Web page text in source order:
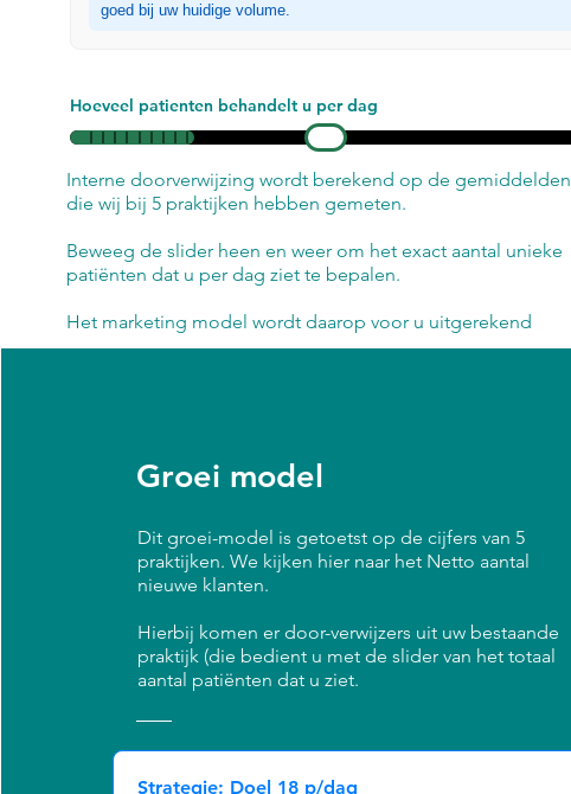
goed bij uw huidige volume.
Hoeveel patienten behandelt u per dag
Interne doorverwijzing wordt berekend op de gemiddelden
die wij bij 5 praktijken hebben gemeten.
Beweeg de slider heen en weer om het exact aantal unieke
patiënten dat u per dag ziet te bepalen.
Het marketing model wordt daarop voor u uitgerekend
Groei model
Dit groei-model is getoetst op de cijfers van 5
praktijken. We kijken hier naar het Netto aantal
nieuwe klanten.
Hierbij komen er door-verwijzers uit uw bestaande
praktijk (die bedient u met de slider van het totaal
aantal patiënten dat u ziet.
Strategie: Doel 18 p/dag